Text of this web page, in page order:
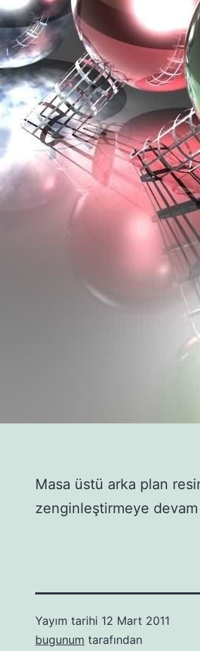
Masa üstü arka plan
zenginleştirmeye
Yayım tarihi 12 Mart 2011
bugunum tarafından